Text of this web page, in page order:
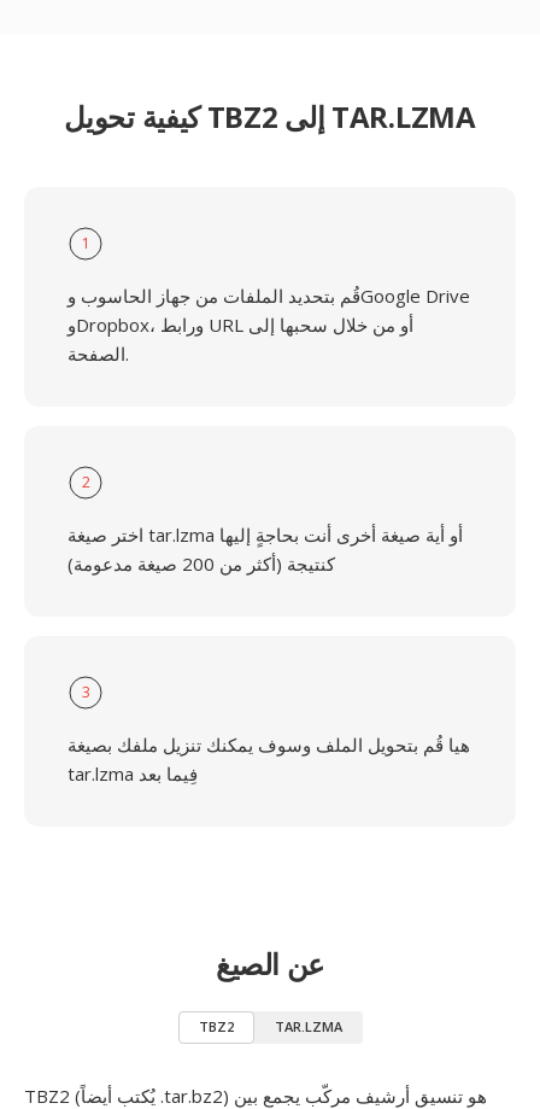
كيفية تحويل TBZ2 إلى TAR.LZMA
1
قُم بتحديد الملفات من جهاز الحاسوب وGoogle Drive
وDropbox، ورابط URL أو من خلال سحبها إلى
الصفحة.
2
اختر صيغة tar.lzma أو أية صيغة أخرى أنت بحاجةٍ إليها
كنتيجة (أكثر من 200 صيغة مدعومة)
3
هيا قُم بتحويل الملف وسوف يمكنك تنزيل ملفك بصيغة
tar.lzma فِيما بعد
عن الصيغ
TBZ2 TAR.LZMA
TBZ2 (يُكتب أيضاً .tar.bz2) هو تنسيق أرشيف مركّب يجمع بين